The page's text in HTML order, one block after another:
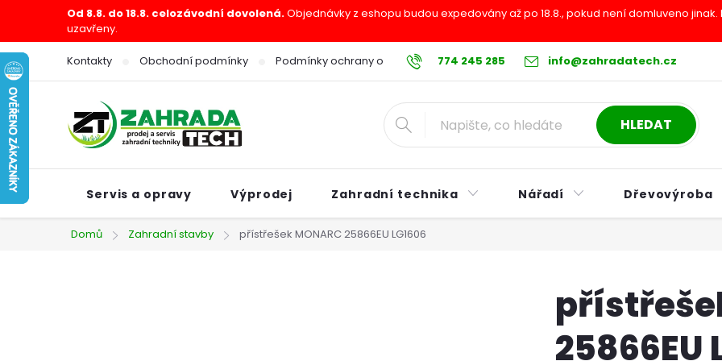
obsah
Od 8.8. do 18.8. celozávodní dovolená.Objednávky z eshopu budou expedovány až po 18.8., pokud není domluveno
uzavřeny.
774 245 285 info@zahradatech.cz
Kontakty Obchodní podmínky Podmínky ochrany osobních údajů Reklamační řád Postup při nákupu na
HLEDAT
Servis a opravy Výprodej Zahradní technika Nářadí Dřevovýroba
Domů Zahradní stavby přístřešek MONARC 25866EU LG1606
25866EU